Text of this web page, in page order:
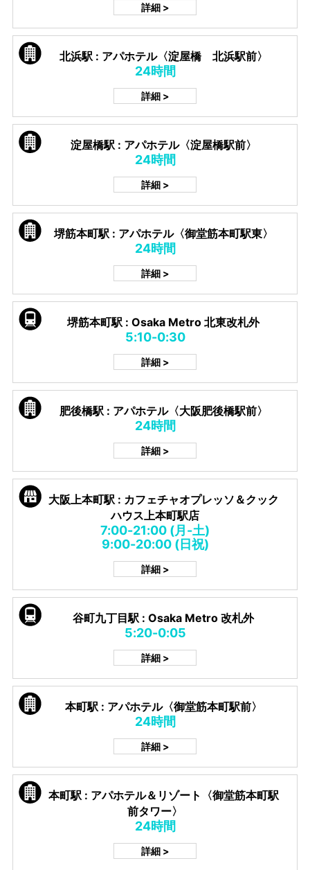
詳細 >
北浜駅 : アパホテル〈淀屋橋 北浜駅前〉
24時間
詳細 >
淀屋橋駅 : アパホテル〈淀屋橋駅前〉
24時間
詳細 >
堺筋本町駅 : アパホテル〈御堂筋本町駅東〉
24時間
詳細 >
堺筋本町駅 : Osaka Metro 北東改札外
5:10-0:30
詳細 >
肥後橋駅 : アパホテル〈大阪肥後橋駅前〉
24時間
詳細 >
大阪上本町駅 : カフェチャオプレッソ＆クック
ハウス上本町駅店
7:00-21:00 (月-土)
9:00-20:00 (日祝)
詳細 >
谷町九丁目駅 : Osaka Metro 改札外
5:20-0:05
詳細 >
本町駅 : アパホテル〈御堂筋本町駅前〉
24時間
詳細 >
本町駅 : アパホテル＆リゾート〈御堂筋本町駅
前タワー〉
24時間
詳細 >